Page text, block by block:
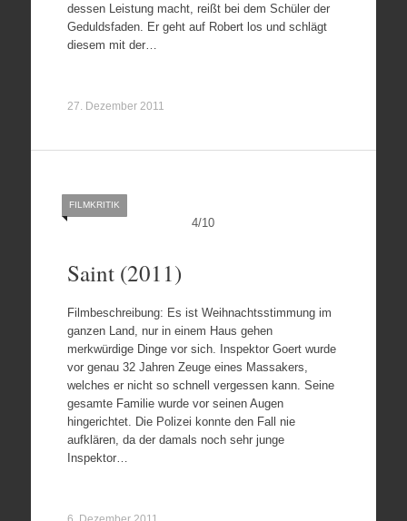
dessen Leistung macht, reißt bei dem Schüler der
Geduldsfaden. Er geht auf Robert los und schlägt
diesem mit der…
27. Dezember 2011
4/10
FILMKRITIK
Saint (2011)
Filmbeschreibung: Es ist Weihnachtsstimmung im
ganzen Land, nur in einem Haus gehen
merkwürdige Dinge vor sich. Inspektor Goert wurde
vor genau 32 Jahren Zeuge eines Massakers,
welches er nicht so schnell vergessen kann. Seine
gesamte Familie wurde vor seinen Augen
hingerichtet. Die Polizei konnte den Fall nie
aufklären, da der damals noch sehr junge
Inspektor…